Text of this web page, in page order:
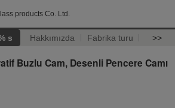
products Co. Ltd.
s Hakkımızda Fabrika turu >>
Buzlu Cam, Desenli Pencere Camı